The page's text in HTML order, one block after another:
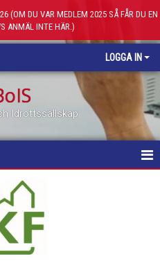
(OM DU VAR MEDLEM 2025 SÅ FÅR DU EN
ANMÄL INTE HÄR.)
LOGGA IN
Idrottssällskap